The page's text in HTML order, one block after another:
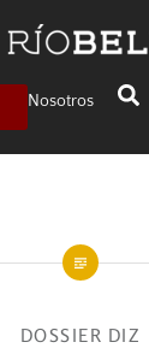
Nosotros
DOSSIER DIZ